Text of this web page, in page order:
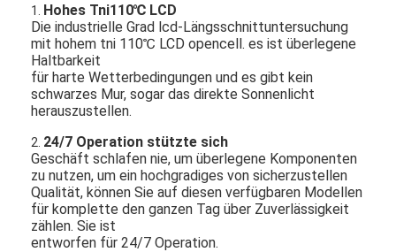
1. Hohes Tni110℃ LCD
Die industrielle Grad lcd-Längsschnittuntersuchung
mit hohem tni 110℃ LCD opencell. es ist überlegene
Haltbarkeit
für harte Wetterbedingungen und es gibt kein
schwarzes Mur, sogar das direkte Sonnenlicht
herauszustellen.
2. 24/7 Operation stützte sich
Geschäft schlafen nie, um überlegene Komponenten
zu nutzen, um ein hochgradiges von sicherzustellen
Qualität, können Sie auf diesen verfügbaren Modellen
für komplette den ganzen Tag über Zuverlässigkeit
zählen. Sie ist
entworfen für 24/7 Operation.